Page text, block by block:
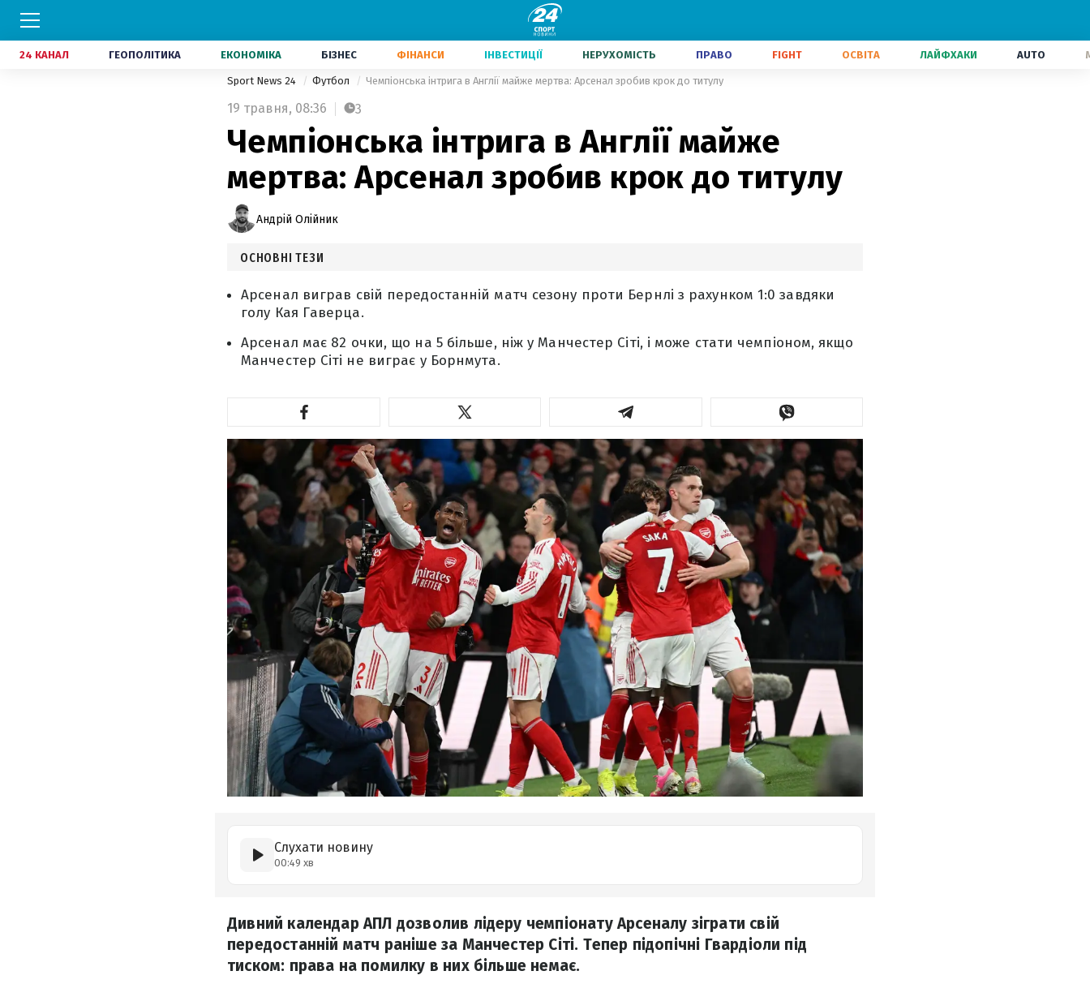
24 КАНАЛ ГЕОПОЛІТИКА ЕКОНОМІКА БІЗНЕС ФІНАНСИ ІНВЕСТИЦІЇ НЕРУХОМІСТЬ ПРАВО FIGHT ОСВІТА ЛАЙФХАКИ AUTO
Sport News 24 Футбол Чемпіонська інтрига в Англії майже мертва: Арсенал зробив крок до титулу
19 травня, 08:36 3
Чемпіонська інтрига в Англії майже
мертва: Арсенал зробив крок до титулу
Андрій Олійник
ОСНОВНІ ТЕЗИ
Арсенал виграв свій передостанній матч сезону проти Бернлі з рахунком 1:0 завдяки
голу Кая Гаверца.
Арсенал має 82 очки, що на 5 більше, ніж у Манчестер Сіті, і може стати чемпіоном, якщо
Манчестер Сіті не виграє у Борнмута.
Слухати новину
00:49 хв
Дивний календар АПЛ дозволив лідеру чемпіонату Арсеналу зіграти свій
передостанній матч раніше за Манчестер Сіті. Тепер підопічні Гвардіоли під
тиском: права на помилку в них більше немає.